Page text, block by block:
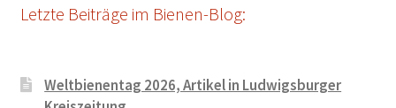
Letzte Beiträge im Bienen-Blog:
Weltbienentag 2026, Artikel in Ludwigsburger